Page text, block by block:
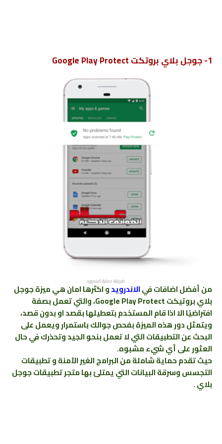
1- جوجل بلاي بروتكت Google Play Protect
من أفضل اضافات فيالاندرويدو اكثرها امان هي ميزة جوجل
بلاي بروتيكت Google Play Protect، والتي تعمل بصفة
افتراضيًا الا اذا قام المستخدم بتعطيلها بقصد او بدون قصد،
ويتمثل دور هذه الميزة بفحص جوالك باستمرار ويعمل على
البحث عن التطبيقات التي لا تعمل بنحو الجيد وتحذرك في حال
العثور على أي شيء مشبوه.
حيث تقدم حماية شاملة من البرامج الغير الآمنة و تطبيقات
التجسس وسرقة البيانات التي يمتلئ بها متجر تطبيقات جوجل
بلاي .